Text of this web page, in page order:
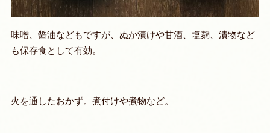
味噌、醤油などもですが、ぬか漬けや甘酒、塩麹、漬物など
も保存食として有効。
火を通したおかず。煮付けや煮物など。